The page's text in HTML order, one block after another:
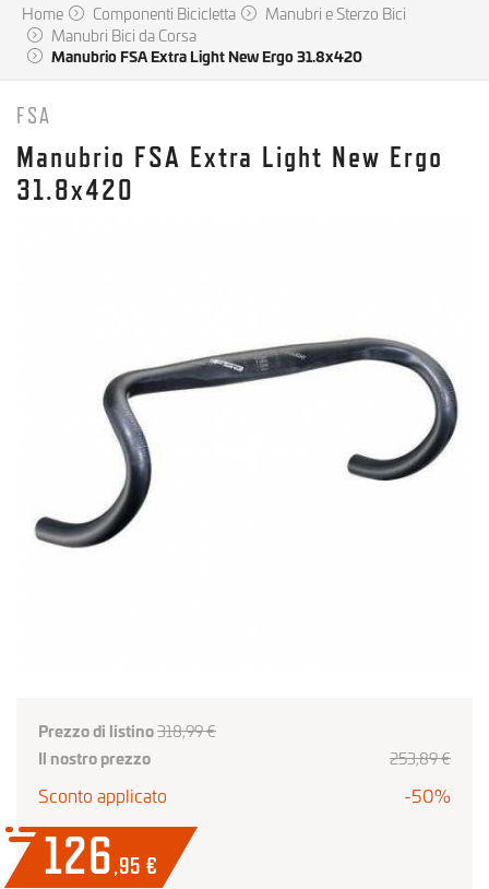
Home Componenti Bicicletta
Manubri e Sterzo Bici
Manubri Bici da Corsa
Manubrio FSA Extra Light New Ergo 31.8x420
FSA
Manubrio FSA Extra Light New Ergo
31.8x420
Prezzo di listino318,99 €
Il nostro prezzo
253,89€
Sconto applicato -50%
126,95 €